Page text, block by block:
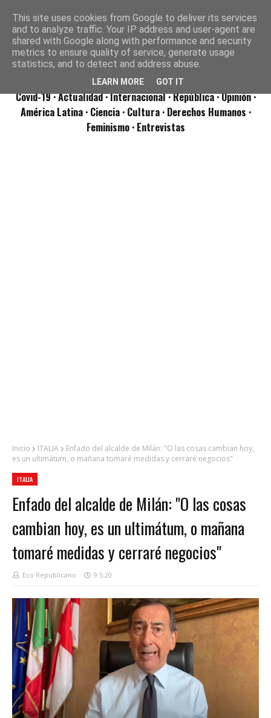
Covid-19· Actualidad· Internacional· República· Opinión·
América Latina · Ciencia · Cultura · Derechos Humanos ·
Feminismo · Entrevistas
Inicio ITALIA
Enfado del alcalde de Milán: "O las cosas cambian hoy,
es un ultimátum, o mañana tomaré medidas y cerraré negocios"
ITALIA
Enfado del alcalde de Milán: "O las cosas
cambian hoy, es un ultimátum, o mañana
tomaré medidas y cerraré negocios"
Eco Republicano 9.5.20
This site uses cookies from Google to deliver its services
and to analyze traffic. Your IP address and user-agent are
shared with Google along with performance and security
metrics to ensure quality of service, generate usage
statistics, and to detect and address abuse.
LEARN MORE GOT IT